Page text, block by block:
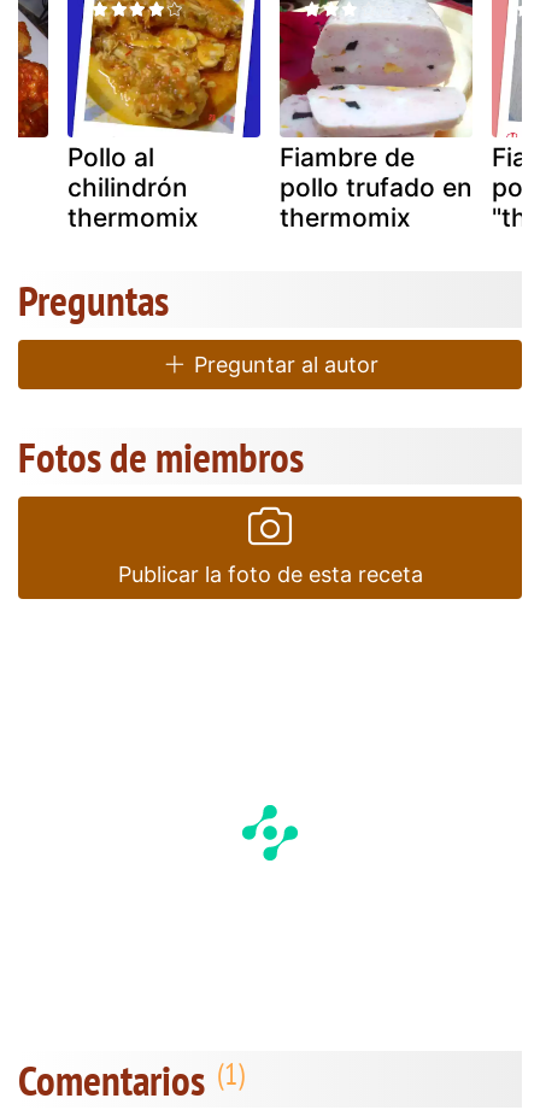
Pollo al
chilindrón
thermomix
Fiambre de
pollo trufado en
thermomix
Preguntas
Preguntar al autor
Fotos de miembros
Publicar la foto de esta receta
Comentarios